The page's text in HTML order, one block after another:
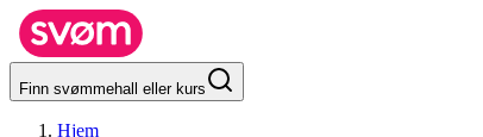
Finn svømmehall eller kurs
Hjem